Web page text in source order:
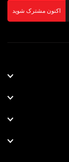
اکنون مشترک شوید